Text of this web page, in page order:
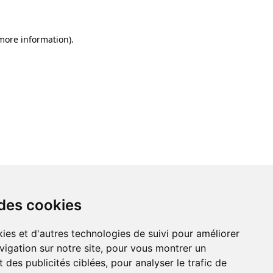
cookies
et d'autres technologies de suivi pour améliorer
sur notre site, pour vous montrer un
des publicités ciblées, pour analyser le trafic de
information).